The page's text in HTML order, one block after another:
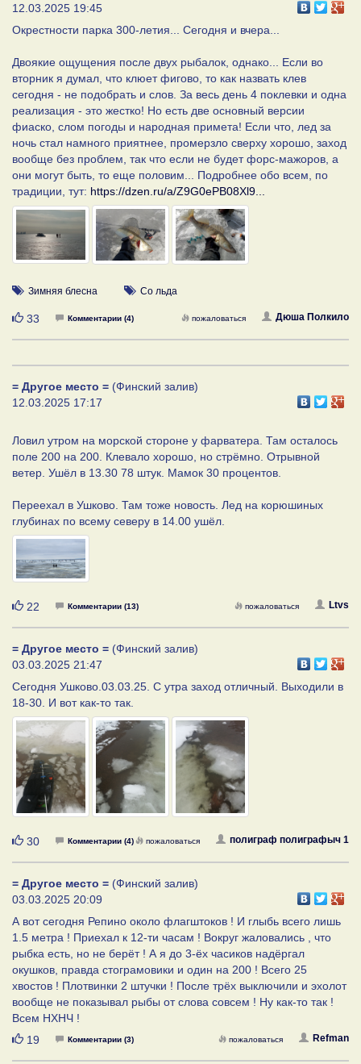
12.03.2025 19:45
Окрестности парка 300-летия... Сегодня и вчера...
Двоякие ощущения после двух рыбалок, однако... Если во
вторник я думал, что клюет фигово, то как назвать клев
сегодня - не подобрать и слов. За весь день 4 поклевки и одна
реализация - это жестко! Но есть две основный версии
фиаско, слом погоды и народная примета! Если что, лед за
ночь стал намного приятнее, промерзло сверху хорошо, заход
вообще без проблем, так что если не будет форс-мажоров, а
они могут быть, то еще половим... Подробнее обо всем, по
традиции, тут: https://dzen.ru/a/Z9G0ePB08Xl9...
Зимняя блесна Со льда
Нравится
33 Комментарии (4) Дюша Полкило
пожаловаться
= Другое место = (Финский залив)
12.03.2025 17:17
Ловил утром на морской стороне у фарватера. Там осталось
поле 200 на 200. Клевало хорошо, но стрёмно. Отрывной
ветер. Ушёл в 13.30 78 штук. Мамок 30 процентов.
Переехал в Ушково. Там тоже новость. Лед на корюшиных
глубинах по всему северу в 14.00 ушёл.
Нравится
22 Комментарии (13) Ltvs
пожаловаться
= Другое место = (Финский залив)
03.03.2025 21:47
Сегодня Ушково.03.03.25. С утра заход отличный. Выходили в
18-30. И вот как-то так.
Нравится
30 Комментарии (4) полиграф полиграфыч 1
пожаловаться
= Другое место = (Финский залив)
03.03.2025 20:09
А вот сегодня Репино около флагштоков ! И глыбь всего лишь
1.5 метра ! Приехал к 12-ти часам ! Вокруг жаловались , что
рыбка есть, но не берёт ! А я до 3-ёх часиков надёргал
окушков, правда стограмовики и один на 200 ! Всего 25
хвостов ! Плотвинки 2 штучки ! После трёх выключили и эхолот
вообще не показывал рыбы от слова совсем ! Ну как-то так !
Всем НХНЧ !
Нравится
19 Комментарии (3) Refman
пожаловаться